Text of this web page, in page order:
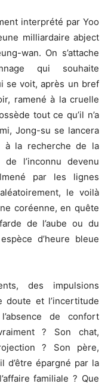
interprété parYoo
milliardaire abject
wan. On s’attache
qui souhaite
se voit, après un bref
ramené à la cruelle
tout ce qu’il n’a
, Jong-su se lancera
à la recherche de la
l’inconnu devenu
par les lignes
le voilà
coréenne, en quête
de l’aube ou du
d’heure bleue
des impulsions
doute et l’incertitude
de confort
? Son chat,
? Son père,
d’être épargné par la
familiale ? Que